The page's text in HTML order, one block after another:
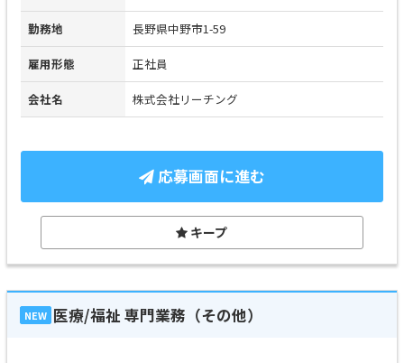
勤務地 長野県中野市1-59
雇用形態 正社員
会社名 株式会社リーチング
応募画面に進む
キープ
NEW 医療/福祉 専門業務（その他）